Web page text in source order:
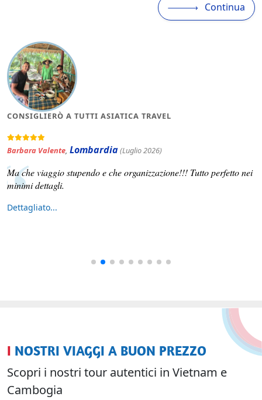
Continua
CONSIGLIERÒ A TUTTI ASIATICA TRAVEL
Barbara Valente, Lombardia(Luglio 2026)
Ma che viaggio stupendo e che organizzazione!!! Tutto perfetto nei
minimi dettagli.
Dettagliato...
I NOSTRI VIAGGI A BUON PREZZO
Scopri i nostri tour autentici in Vietnam e
Cambogia